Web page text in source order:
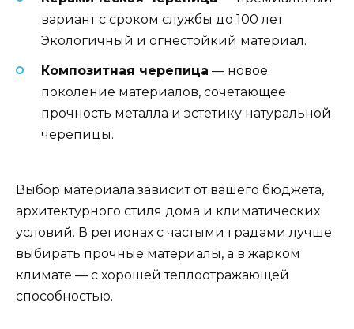
вариант с сроком службы до 100 лет.
Экологичный и огнестойкий материал.
Композитная черепица — новое
поколение материалов, сочетающее
прочность металла и эстетику натуральной
черепицы.
Выбор материала зависит от вашего бюджета,
архитектурного стиля дома и климатических
условий. В регионах с частыми градами лучше
выбирать прочные материалы, а в жарком
климате — с хорошей теплоотражающей
способностью.